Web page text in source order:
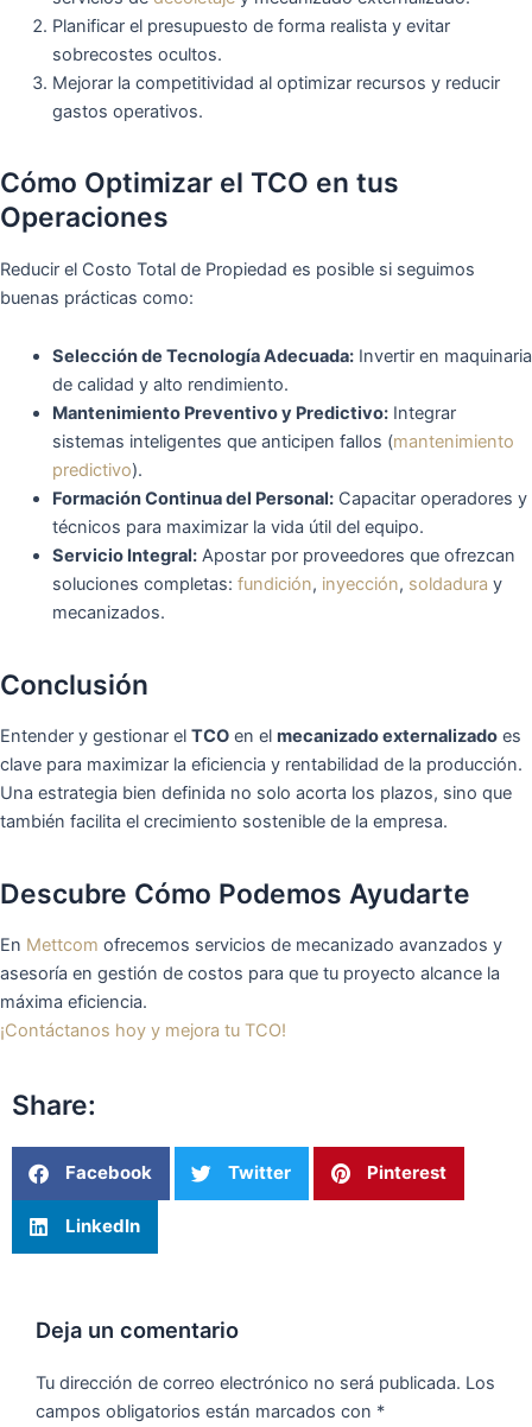
Planificar el presupuesto de forma realista y evitar
sobrecostes ocultos.
Mejorar la competitividad al optimizar recursos y reducir
gastos operativos.
Cómo Optimizar el TCO en tus
Operaciones
Reducir el Costo Total de Propiedad es posible si seguimos
buenas prácticas como:
Selección de Tecnología Adecuada:Invertir en maquinaria
de calidad y alto rendimiento.
Mantenimiento Preventivo y Predictivo:Integrar
sistemas inteligentes que anticipen fallos (mantenimiento
predictivo).
Formación Continua del Personal:Capacitar operadores y
técnicos para maximizar la vida útil del equipo.
Servicio Integral:Apostar por proveedores que ofrezcan
soluciones completas: fundición, inyección, soldadura y
mecanizados.
Conclusión
Entender y gestionar el TCO en el mecanizado externalizado es
clave para maximizar la eficiencia y rentabilidad de la producción.
Una estrategia bien definida no solo acorta los plazos, sino que
también facilita el crecimiento sostenible de la empresa.
Descubre Cómo Podemos Ayudarte
En Mettcom ofrecemos servicios de mecanizado avanzados y
asesoría en gestión de costos para que tu proyecto alcance la
máxima eficiencia.
¡Contáctanos hoy y mejora tu TCO!
Share:
Facebook Twitter Pinterest
LinkedIn
Deja un comentario
Tu dirección de correo electrónico no será publicada. Los
campos obligatorios están marcados con *